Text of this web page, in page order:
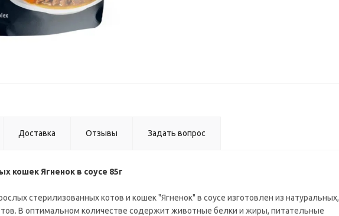
Доставка Отзывы Задать вопрос
кошек Ягненок в соусе 85г
стерилизованных котов и кошек "Ягненок" в соусе изготовлен из натуральных,
В оптимальном количестве содержит животные белки и жиры, питательные